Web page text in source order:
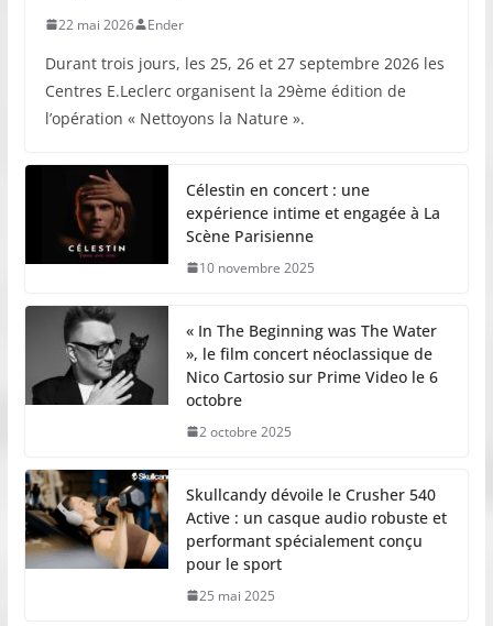
22 mai 2026 Ender
Durant trois jours, les 25, 26 et 27 septembre 2026 les
Centres E.Leclerc organisent la 29ème édition de
l’opération « Nettoyons la Nature ».
Célestin en concert : une
expérience intime et engagée à La
Scène Parisienne
10 novembre 2025
« In The Beginning was The Water
», le film concert néoclassique de
Nico Cartosio sur Prime Video le 6
octobre
2 octobre 2025
Skullcandy dévoile le Crusher 540
Active : un casque audio robuste et
performant spécialement conçu
pour le sport
25 mai 2025